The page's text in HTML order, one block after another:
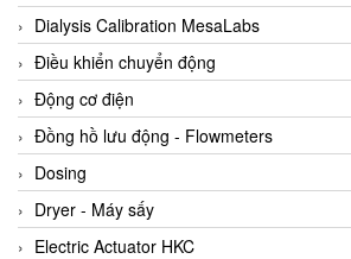
Amarillo Gear
Ametek
AMPTRON Vietnam
AND Vietnam
ANDERSON-NEGELE
ANDILOG Technologies Vietnam
Anritsu
Dialysis Calibration MesaLabs
Điều khiển chuyển động
Động cơ điện
Đồng hồ lưu động - Flowmeters
Dosing
Dryer - Máy sấy
Electric Actuator HKC